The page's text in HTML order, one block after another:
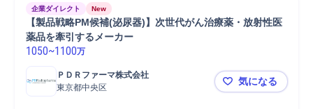
企業ダイレクト New
【製品戦略PM候補(泌尿器)】次世代がん治療薬・放射性医
薬品を牽引するメーカー
1050~1100万
ＰＤＲファーマ株式会社
東京都中央区
【製品戦略
気になる